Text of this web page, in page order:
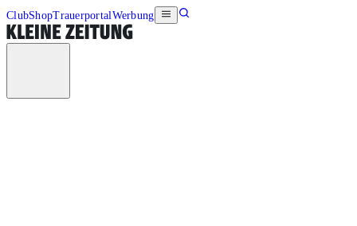
ClubShopTrauerportalWerbung